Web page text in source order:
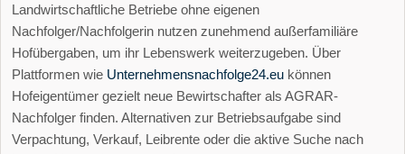
Landwirtschaftliche Betriebe ohne eigenen
Nachfolger/Nachfolgerin nutzen zunehmend außerfamiliäre
Hofübergaben, um ihr Lebenswerk weiterzugeben. Über
Plattformen wie Unternehmensnachfolge24.eu können
Hofeigentümer gezielt neue Bewirtschafter als AGRAR-
Nachfolger finden. Alternativen zur Betriebsaufgabe sind
Verpachtung, Verkauf, Leibrente oder die aktive Suche nach